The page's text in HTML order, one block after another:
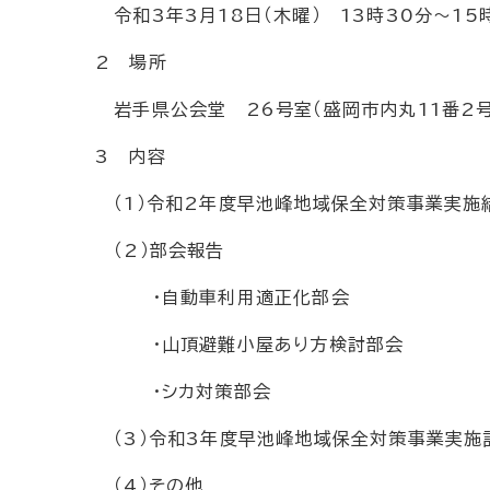
令和3年3月18日（木曜） 13時30分～15
2 場所
岩手県公会堂 26号室（盛岡市内丸11番2号
3 内容
（1）令和2年度早池峰地域保全対策事業実施
（2）部会報告
・自動車利用適正化部会
・山頂避難小屋あり方検討部会
・シカ対策部会
（3）令和3年度早池峰地域保全対策事業実施
（4）その他